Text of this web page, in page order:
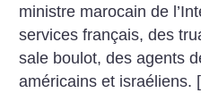
ministre marocain de
services français, des
sale boulot, des agents
américains et israéliens.